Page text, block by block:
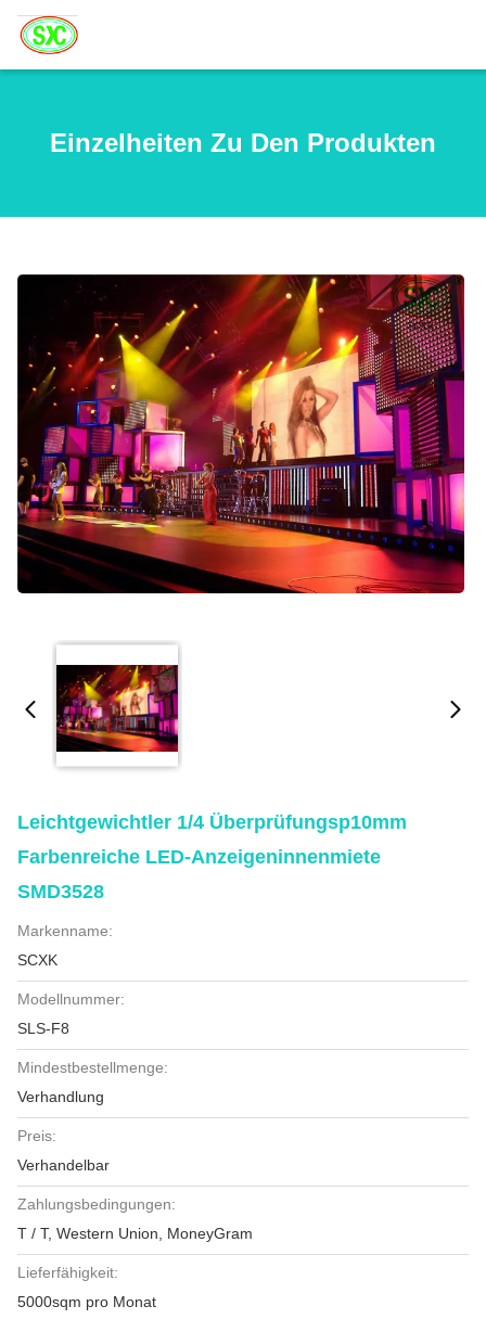
Einzelheiten Zu Den Produkten
Leichtgewichtler 1/4 Überprüfungsp10mm
Farbenreiche LED-Anzeigeninnenmiete
SMD3528
Markenname:
SCXK
Modellnummer:
SLS-F8
Mindestbestellmenge:
Verhandlung
Preis:
Verhandelbar
Zahlungsbedingungen:
T / T, Western Union, MoneyGram
Lieferfähigkeit:
5000sqm pro Monat